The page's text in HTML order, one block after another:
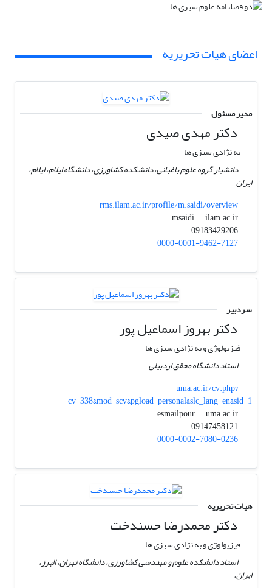
اعضای هیات تحریریه
مدیر مسئول
دکتر مهدی صیدی
به نژادی سبزی ها
دانشیار گروه علوم باغبانی، دانشکده کشاورزی، دانشگاه ایلام، ایلام،
ایران
rms.ilam.ac.ir/profile/m.saidi/overview
msaidi
ilam.ac.ir
09183429206
0000-0001-9462-7127
سردبیر
دکتر بهروز اسماعیل پور
فیزیولوژی و به نژادی سبزی ها
استاد دانشگاه محقق اردبیلی
uma.ac.ir/cv.php?
cv=338&mod=scv&pgload=personal&slc_lang=en&sid=1
esmailpour
uma.ac.ir
0000-0002-7080-0236
هیات تحریریه
دکتر محمدرضا حسندخت
فیزیولوژی و به نژادی سبزی ها
استاد دانشکده علوم و مهندسی کشاورزی، دانشگاه تهران، البرز،
ایران.